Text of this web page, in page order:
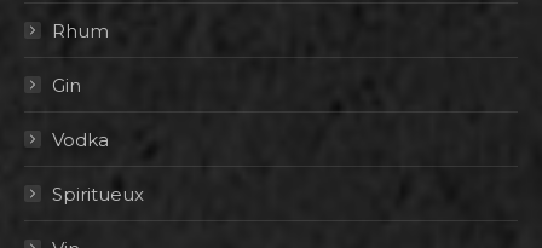
Rhum
Gin
Vodka
Spiritueux